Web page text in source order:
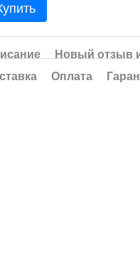
Новый отзыв
Оплата